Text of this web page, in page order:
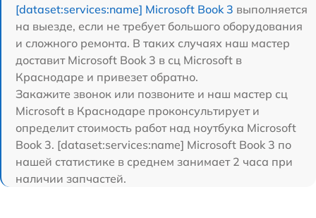
[dataset:services:name] Microsoft Book 3 выполняется
на выезде, если не требует большого оборудования
и сложного ремонта. В таких случаях наш мастер
доставит Microsoft Book 3 в сц Microsoft в
Краснодаре и привезет обратно.
Закажите звонок или позвоните и наш мастер сц
Microsoft в Краснодаре проконсультирует и
определит стоимость работ над ноутбука Microsoft
Book 3. [dataset:services:name] Microsoft Book 3 по
нашей статистике в среднем занимает 2 часа при
наличии запчастей.